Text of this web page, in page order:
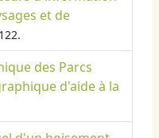
et de
des Parcs
d'aide à la